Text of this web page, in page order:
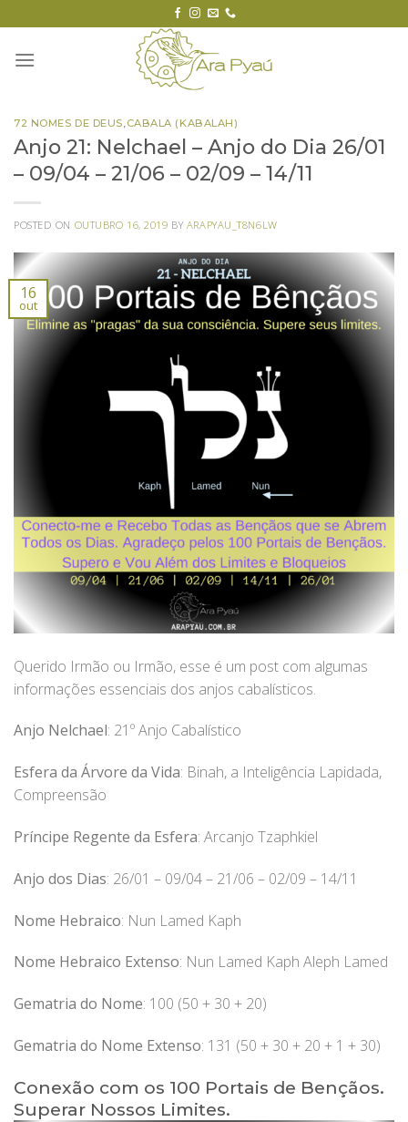
to
content
72 NOMES DE DEUS,CABALA (KABALAH)
Anjo 21: Nelchael – Anjo do Dia 26/01
– 09/04 – 21/06 – 02/09 – 14/11
POSTED ON OUTUBRO 16, 2019 BY ARAPYAU_T8N6LW
16
out
Querido Irmão ou Irmão, esse é um post com algumas
informações essenciais dos anjos cabalísticos.
Anjo Nelchael: 21º Anjo Cabalístico
Esfera da Árvore da Vida: Binah, a Inteligência Lapidada,
Compreensão
Príncipe Regente da Esfera: Arcanjo Tzaphkiel
Anjo dos Dias: 26/01 – 09/04 – 21/06 – 02/09 – 14/11
Nome Hebraico: Nun Lamed Kaph
Nome Hebraico Extenso: Nun Lamed Kaph Aleph Lamed
Gematria do Nome: 100 (50 + 30 + 20)
Gematria do Nome Extenso: 131 (50 + 30 + 20 + 1 + 30)
Conexão com os 100 Portais de Bençãos.
Superar Nossos Limites.